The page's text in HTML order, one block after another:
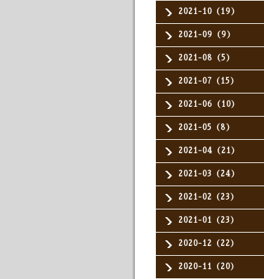
2021-10（19）
2021-09（9）
2021-08（5）
2021-07（15）
2021-06（10）
2021-05（8）
2021-04（21）
2021-03（24）
2021-02（23）
2021-01（23）
2020-12（22）
2020-11（20）